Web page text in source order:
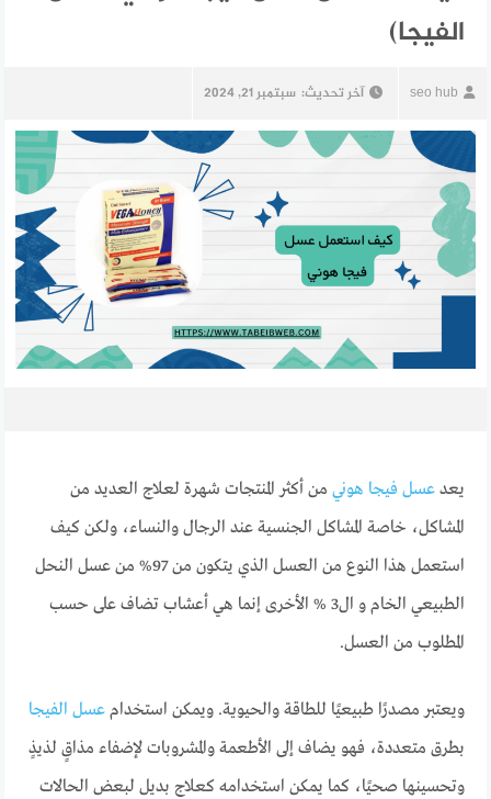
الفيجا)
seo hub آخر تحديث: سبتمبر 21, 2024
يعدعسل فيجا هوني من أكثر المنتجات شهرة لعلاج العديد من
المشاكل، خاصة المشاكل الجنسية عند الرجال والنساء، ولكن كيف
استعمل هذا النوع من العسل الذي يتكون من 97% من عسل النحل
الطبيعي الخام و ال3 % الأخرى إنما هي أعشاب تضاف على حسب
المطلوب من العسل.
ويعتبر مصدرًا طبيعيًا للطاقة والحيوية. ويمكن استخدامعسل الفيجا
بطرق متعددة، فهو يضاف إلى الأطعمة والمشروبات لإضفاء مذاقٍ لذيذٍ
وتحسينها صحيًا، كما يمكن استخدامه كعلاج بديل لبعض الحالات